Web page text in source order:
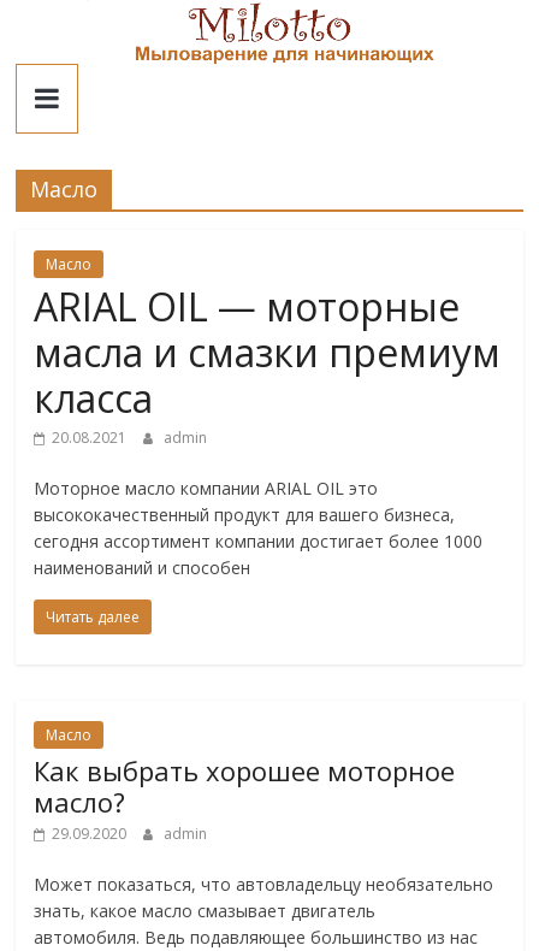
contentМилотто
Масло
Масло
ARIAL OIL — моторные
масла и смазки премиум
класса
20.08.2021 admin
Моторное масло компании ARIAL OIL это
высококачественный продукт для вашего бизнеса,
сегодня ассортимент компании достигает более 1000
наименований и способен
Читать далее
Масло
Как выбрать хорошее моторное
масло?
29.09.2020 admin
Может показаться, что автовладельцу необязательно
знать, какое масло смазывает двигатель
автомобиля. Ведь подавляющее большинство из нас